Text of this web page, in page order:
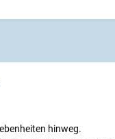
hinweg.